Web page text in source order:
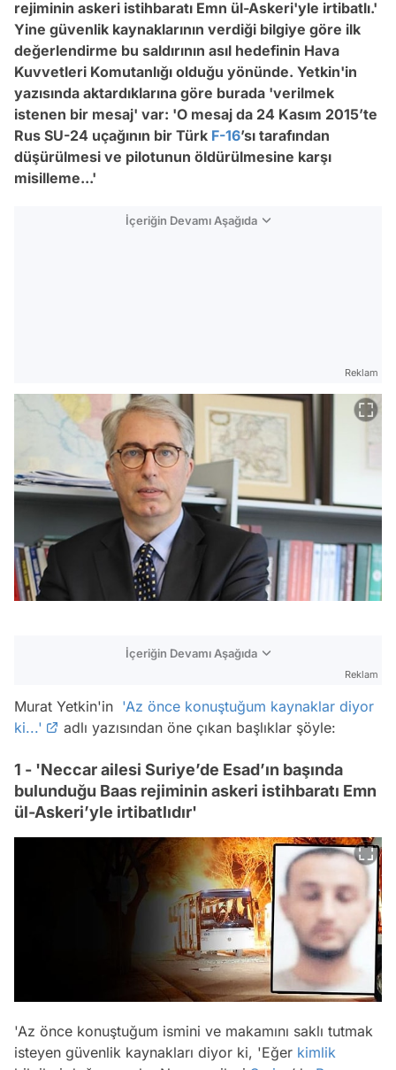
rejiminin askeri istihbaratı Emn ül-Askeri'yle irtibatlı.'
Yine güvenlik kaynaklarının verdiği bilgiye göre ilk
değerlendirme bu saldırının asıl hedefinin Hava
Kuvvetleri Komutanlığı olduğu yönünde. Yetkin'in
yazısında aktardıklarına göre burada 'verilmek
istenen bir mesaj' var: 'O mesaj da 24 Kasım 2015’te
Rus SU-24 uçağının bir Türk F-16’sı tarafından
düşürülmesi ve pilotunun öldürülmesine karşı
misilleme...'
İçeriğin Devamı Aşağıda
Reklam
İçeriğin Devamı Aşağıda
Reklam
Murat Yetkin'in 'Az önce konuştuğum kaynaklar diyor
ki...'
adlı yazısından öne çıkan başlıklar şöyle:
1 - 'Neccar ailesi Suriye’de Esad’ın başında
bulunduğu Baas rejiminin askeri istihbaratı Emn
ül-Askeri’yle irtibatlıdır'
'Az önce konuştuğum ismini ve makamını saklı tutmak
isteyen güvenlik kaynakları diyor ki, 'Eğer kimlik